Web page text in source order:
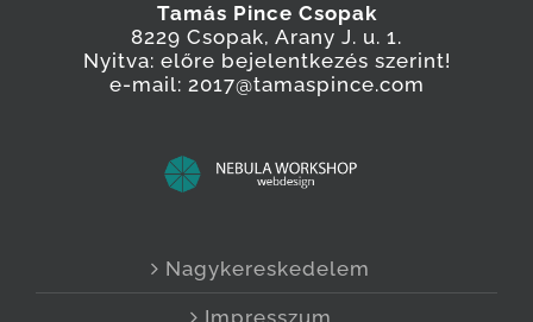
Tamás Pince Csopak
8229 Csopak, Arany J. u. 1.
Nyitva: előre bejelentkezés szerint!
e-mail: 2017@tamaspince.com
Nagykereskedelem
Impresszum